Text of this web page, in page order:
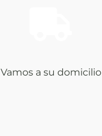
Vamos a su domicilio